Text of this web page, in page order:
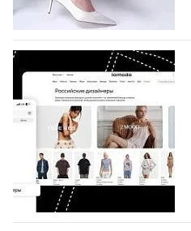
коллекции которых не
07.08.2026 775
BALLINA представит
Shoes
Компания BALLINA
Co., Ltd., основанная в
Гуанчжоу, столице моды
профессиональной обувной
объединяющей разработку,
07.08.2026 645